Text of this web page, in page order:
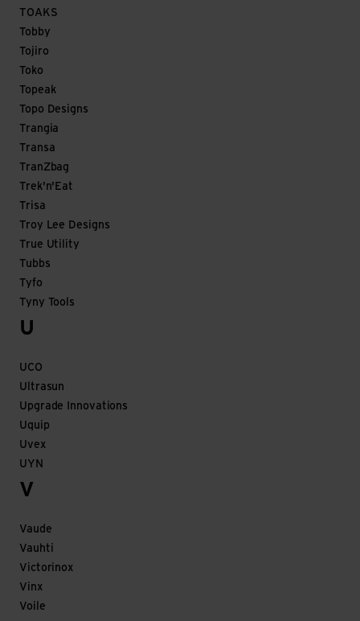
TOAKS
Tobby
Tojiro
Toko
Topeak
Topo Designs
Trangia
Transa
TranZbag
Trek'n'Eat
Trisa
Troy Lee Designs
True Utility
Tubbs
Tyfo
Tyny Tools
U
UCO
Ultrasun
Upgrade Innovations
Uquip
Uvex
UYN
V
Vaude
Vauhti
Victorinox
Vinx
Voile